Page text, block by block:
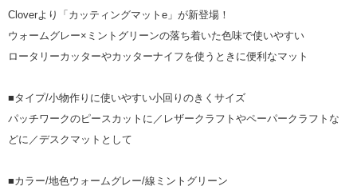
Cloverより「カッティングマットe」が新登場！
ウォームグレー×ミントグリーンの落ち着いた色味で使いやすい
ロータリーカッターやカッターナイフを使うときに便利なマット
■タイプ/小物作りに使いやすい小回りのきくサイズ
パッチワークのピースカットに／レザークラフトやペーパークラフトな
どに／デスクマットとして
■カラー/地色ウォームグレー/線ミントグリーン